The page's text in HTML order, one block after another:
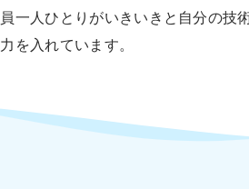
一人ひとりがいきいきと自分の技
を入れています。